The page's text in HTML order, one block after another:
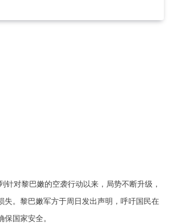
针对黎巴嫩的空袭行动以来，局势不断升级，
失。黎巴嫩军方于周日发出声明，呼吁国民在
国家安全。